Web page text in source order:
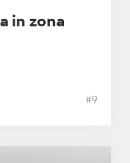
in zona
#9